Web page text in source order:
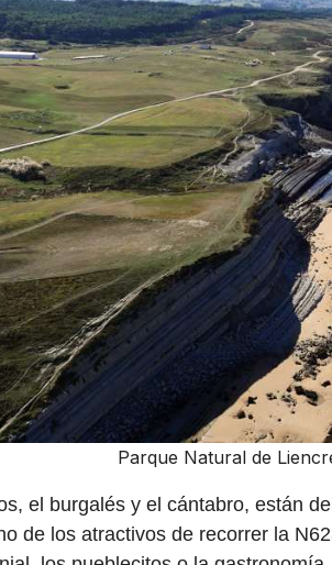
Parque Natural de
el burgalés y el cántabro, están
de los atractivos de recorrer la